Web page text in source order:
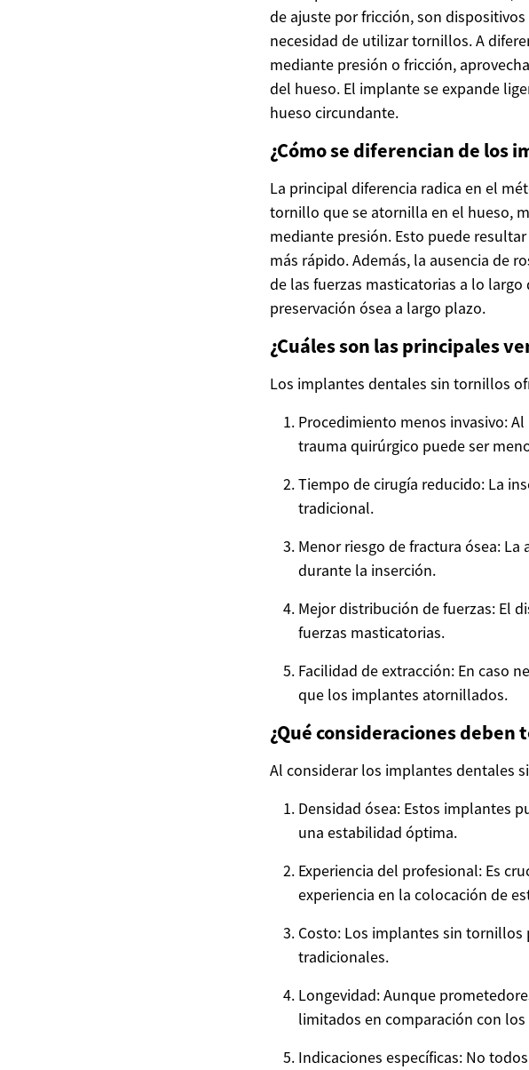
de ajuste por fricción, son
necesidad de utilizar tornillos. A
mediante presión o fricción,
del hueso. El implante se expande
hueso circundante.
¿Cómo se diferencian de los
La principal diferencia radica en el
tornillo que se atornilla en el hueso,
mediante presión. Esto puede
más rápido. Además, la ausencia de
de las fuerzas masticatorias a lo
preservación ósea a largo plazo.
¿Cuáles son las principales
Los implantes dentales sin tornillos
Procedimiento menos invasivo:
trauma quirúrgico puede ser
Tiempo de cirugía reducido: La
tradicional.
Menor riesgo de fractura ósea:
durante la inserción.
Mejor distribución de fuerzas: El
fuerzas masticatorias.
Facilidad de extracción: En caso
que los implantes atornillados.
¿Qué consideraciones
Al considerar los implantes dentales
Densidad ósea: Estos implantes
una estabilidad óptima.
Experiencia del profesional: Es
experiencia en la colocación de
Costo: Los implantes sin
tradicionales.
Longevidad: Aunque
limitados en comparación con
Indicaciones específicas: No